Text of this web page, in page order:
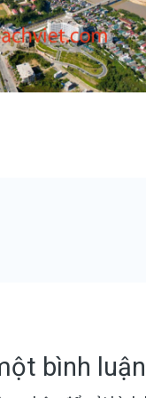
bình luận